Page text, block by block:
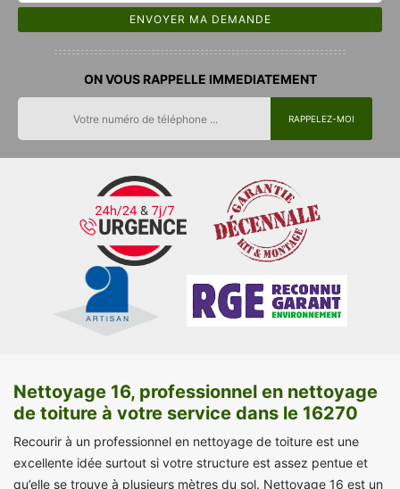
ON VOUS RAPPELLE IMMEDIATEMENT
Nettoyage 16, professionnel en nettoyage
de toiture à votre service dans le 16270
Recourir à un professionnel en nettoyage de toiture est une
excellente idée surtout si votre structure est assez pentue et
qu’elle se trouve à plusieurs mètres du sol. Nettoyage 16 est un